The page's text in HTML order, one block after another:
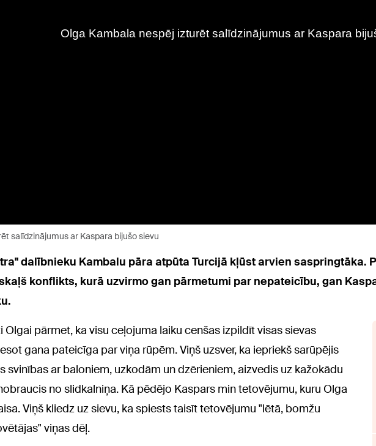
salīdzinājumus ar Kaspara bijušo sievu
dalībnieku Kambalu pāra atpūta Turcijā kļūst arvien saspringtāka.
konflikts, kurā uzvirmo gan pārmetumi par nepateicību, gan
Olgai pārmet, ka visu ceļojuma laiku cenšas izpildīt visas sievas
gana pateicīga par viņa rūpēm. Viņš uzsver, ka iepriekš sarūpējis
svinības ar baloniem, uzkodām un dzērieniem, aizvedis uz kažokādu
no slidkalniņa. Kā pēdējo Kaspars min tetovējumu, kuru Olga
Viņš kliedz uz sievu, ka spiests taisīt tetovējumu "lētā, bomžu
viņas dēļ.